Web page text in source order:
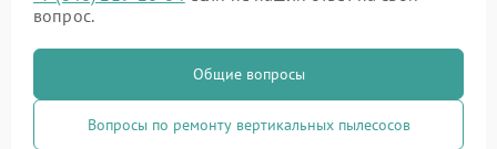
вопрос.
Общие вопросы
Вопросы по ремонту вертикальных пылесосов